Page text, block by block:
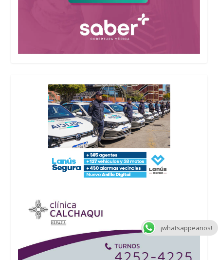
¡whatsappeanos!